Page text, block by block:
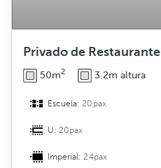
Privado de Restaurante
50m2 3.2m altura
Escuela:20pax
U:20pax
Imperial:24pax